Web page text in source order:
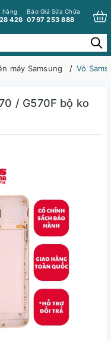
hàng
428
Báo Giá Sửa Chữa
0797 253 888
máy Samsung Vỏ
/ G570F bộ ko